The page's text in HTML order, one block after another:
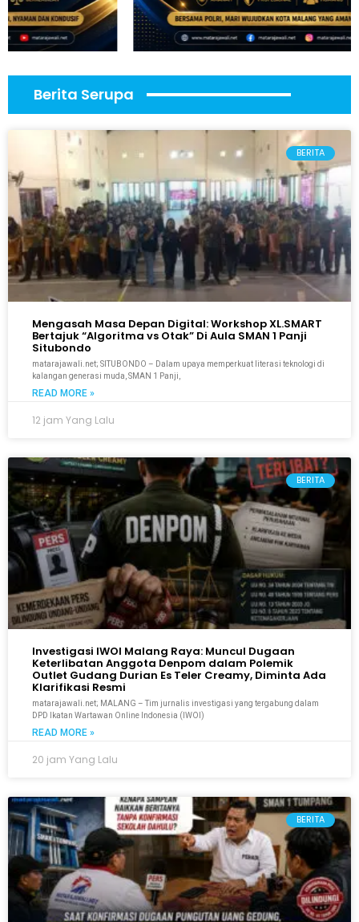
Berita Serupa
BERITA
Mengasah Masa Depan Digital: Workshop XL.SMART
Bertajuk “Algoritma vs Otak” Di Aula SMAN 1 Panji
Situbondo
matarajawali.net; SITUBONDO – Dalam upaya memperkuat literasi teknologi di
kalangan generasi muda, SMAN 1 Panji,
READ MORE »
12 jam Yang Lalu
BERITA
Investigasi IWOI Malang Raya: Muncul Dugaan
Keterlibatan Anggota Denpom dalam Polemik
Outlet Gudang Durian Es Teler Creamy, Diminta Ada
Klarifikasi Resmi
matarajawali.net; MALANG – Tim jurnalis investigasi yang tergabung dalam
DPD Ikatan Wartawan Online Indonesia (IWOI)
READ MORE »
20 jam Yang Lalu
BERITA